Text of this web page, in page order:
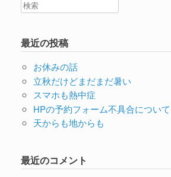
最近の投稿
お休みの話
立秋だけどまだまだ暑い
スマホも熱中症
HPの予約フォーム不具合について
天からも地からも
最近のコメント